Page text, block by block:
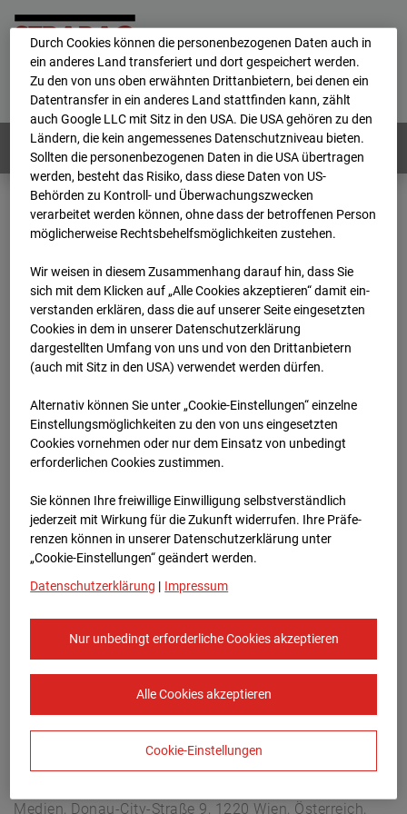
Home E-Mail Impressum
Login
Deutsch / English
Webcams: Alle Länder
Home
Niederlande
BC-153 - Strabag - BV-Amsterdam
Archiv
2026
04 23 17:00
BC-153 - Strabag - BV-
Amsterdam
Hettenheuvelweg 16, 1101 BN Amsterdam
Zur Übersicht
Europe/Amsterdam
Medien, Donau-City-Straße 9, 1220 Wien, Österreich,
Durch Cookies können die personenbezogenen Daten auch in
ein anderes Land transferiert und dort gespeichert werden.
Zu den von uns oben erwähnten Drittanbietern, bei denen ein
Datentransfer in ein anderes Land stattfinden kann, zählt
auch Google LLC mit Sitz in den USA. Die USA gehören zu den
Ländern, die kein angemessenes Datenschutzniveau bieten.
Sollten die personenbezogenen Daten in die USA übertragen
werden, besteht das Risiko, dass diese Daten von US-
Behörden zu Kontroll- und Überwachungszwecken
verarbeitet werden können, ohne dass der betroffenen Person
möglicherweise Rechtsbehelfsmöglichkeiten zustehen.
Wir weisen in diesem Zusammenhang darauf hin, dass Sie
sich mit dem Klicken auf „Alle Cookies akzeptieren“ damit ein­
ver­standen erklären, dass die auf unserer Seite eingesetzten
Cookies in dem in unserer Datenschutzerklärung
dargestellten Umfang von uns und von den Drittanbietern
(auch mit Sitz in den USA) verwendet werden dürfen.
Alternativ können Sie unter „Cookie-Einstellungen“ einzelne
Einstellungsmöglichkeiten zu den von uns eingesetzten
Cookies vornehmen oder nur dem Einsatz von unbedingt
erforderlichen Cookies zustimmen.
Sie können Ihre freiwillige Einwilligung selbstverständlich
jederzeit mit Wirkung für die Zukunft widerrufen. Ihre Prä­fe­
renzen können in unserer Datenschutzerklärung unter
„Cookie-Einstellungen“ geändert werden.
Datenschutzerklärung | Impressum
Nur unbedingt erforderliche Cookies akzeptieren
Alle Cookies akzeptieren
Cookie-Einstellungen